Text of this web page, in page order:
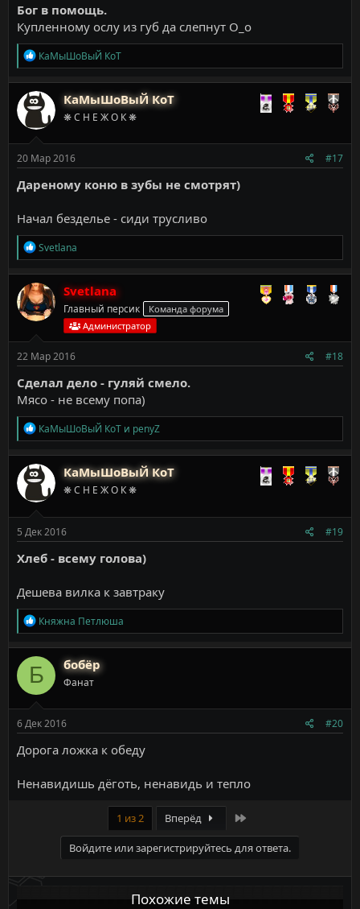
Бог в помощь.
Купленному ослу из губ да слепнут О_о
Р
е
а
к
ц
и
и
КаМыШоВыЙ КоТ
КаМыШоВыЙ КоТ
❋ С Н Е Ж О К ❋
20 Мар 2016 #17
Дареному коню в зубы не смотрят)
Начал безделье - сиди трусливо
Р
е
а
к
ц
и
и
Svetlana
Svetlana
Главный персик
Команда форума
Администратор
22 Мар 2016 #18
Сделал дело - гуляй смело.
Мясо - не всему попа)
Р
е
а
к
ц
и
и
КаМыШоВыЙ КоТ и penyZ
КаМыШоВыЙ КоТ
❋ С Н Е Ж О К ❋
5 Дек 2016 #19
Хлеб - всему голова)
Дешева вилка к завтраку
Р
е
а
к
ц
и
и
Княжна Петлюша
Б бобёр
Фанат
6 Дек 2016 #20
Дорога ложка к обеду
Ненавидишь дёготь, ненавидь и тепло
1 из 2 Вперёд
Войдите или зарегистрируйтесь для ответа.
Похожие темы